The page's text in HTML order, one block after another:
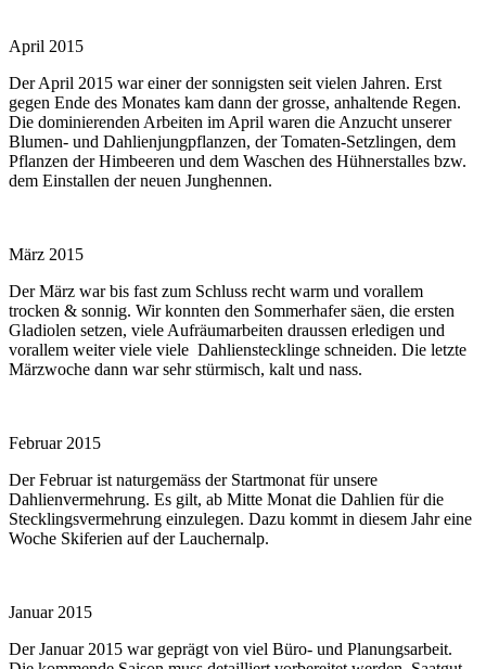
April 2015
Der April 2015 war einer der sonnigsten seit vielen Jahren. Erst
gegen Ende des Monates kam dann der grosse, anhaltende Regen.
Die dominierenden Arbeiten im April waren die Anzucht unserer
Blumen- und Dahlienjungpflanzen, der Tomaten-Setzlingen, dem
Pflanzen der Himbeeren und dem Waschen des Hühnerstalles bzw.
dem Einstallen der neuen Junghennen.
März 2015
Der März war bis fast zum Schluss recht warm und vorallem
trocken & sonnig. Wir konnten den Sommerhafer säen, die ersten
Gladiolen setzen, viele Aufräumarbeiten draussen erledigen und
vorallem weiter viele viele Dahlienstecklinge schneiden. Die letzte
Märzwoche dann war sehr stürmisch, kalt und nass.
Februar 2015
Der Februar ist naturgemäss der Startmonat für unsere
Dahlienvermehrung. Es gilt, ab Mitte Monat die Dahlien für die
Stecklingsvermehrung einzulegen. Dazu kommt in diesem Jahr eine
Woche Skiferien auf der Lauchernalp.
Januar 2015
Der Januar 2015 war geprägt von viel Büro- und Planungsarbeit.